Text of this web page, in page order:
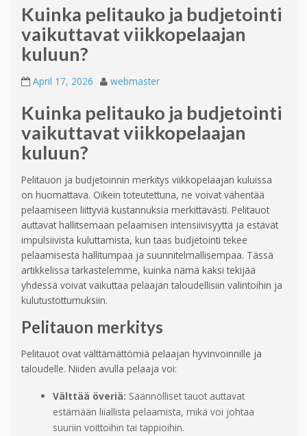
Kuinka pelitauko ja budjetointi
vaikuttavat viikkopelaajan
kuluun?
April 17, 2026 webmaster
Kuinka pelitauko ja budjetointi
vaikuttavat viikkopelaajan
kuluun?
Pelitauon ja budjetoinnin merkitys viikkopelaajan kuluissa
on huomattava. Oikein toteutettuna, ne voivat vähentää
pelaamiseen liittyviä kustannuksia merkittävästi. Pelitauot
auttavat hallitsemaan pelaamisen intensiivisyyttä ja estävät
impulsiivista kuluttamista, kun taas budjetointi tekee
pelaamisesta hallitumpaa ja suunnitelmallisempaa. Tässä
artikkelissa tarkastelemme, kuinka nämä kaksi tekijää
yhdessä voivat vaikuttaa pelaajan taloudellisiin valintoihin ja
kulutustottumuksiin.
Pelitauon merkitys
Pelitauot ovat välttämättömiä pelaajan hyvinvoinnille ja
taloudelle. Niiden avulla pelaaja voi:
Välttää överiä: Säännölliset tauot auttavat
estämään liiallista pelaamista, mikä voi johtaa
suuriin voittoihin tai tappioihin.